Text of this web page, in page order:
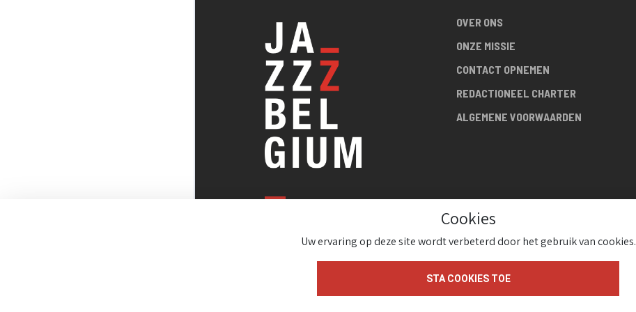
BELGISCHE
OVER ONS
ONZE MISSIE
CONTACT OPNEMEN
REDACTIONEEL CHARTER
ALGEMENE VOORWAARDEN
Cookies
Uw ervaring op deze site wordt verbeterd door het gebruik van cookies.
STA COOKIES TOE